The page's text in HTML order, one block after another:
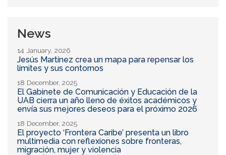
News
14 January, 2026
Jesús Martínez crea un mapa para repensar los
límites y sus contornos
18 December, 2025
El Gabinete de Comunicación y Educación de la
UAB cierra un año lleno de éxitos académicos y
envía sus mejores deseos para el próximo 2026
18 December, 2025
El proyecto ‘Frontera Caribe’ presenta un libro
multimedia con reflexiones sobre fronteras,
migración, mujer y violencia